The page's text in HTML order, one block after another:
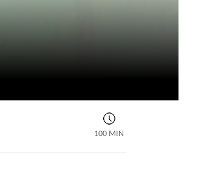
100 MIN